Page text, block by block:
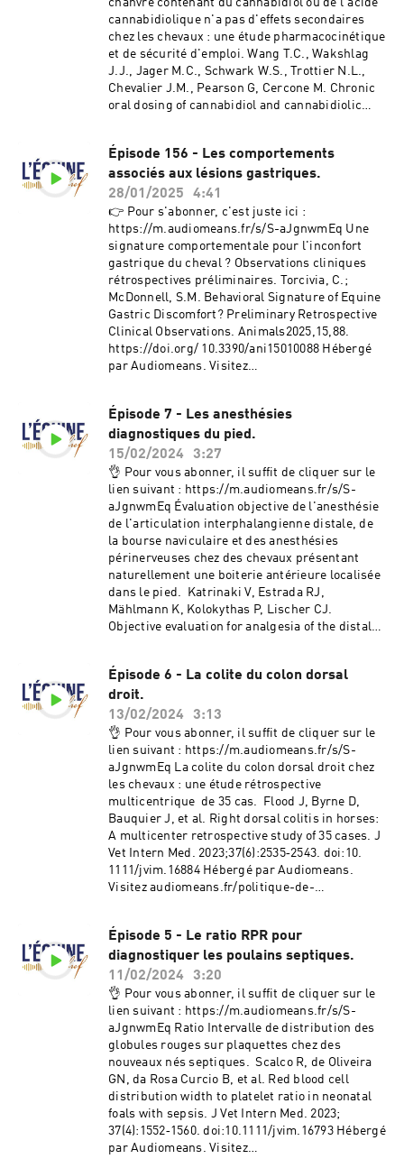
chanvre contenant du cannabidiol ou de l'acide
cannabidiolique n'a pas d'effets secondaires
chez les chevaux : une étude pharmacocinétique
et de sécurité d'emploi. Wang T.C., Wakshlag
J.J., Jager M.C., Schwark W.S., Trottier N.L.,
Chevalier J.M., Pearson G, Cercone M. Chronic
oral dosing of cannabidiol and cannabidiolic
and safety study. AJVR Published online
January 9, 2025 doi.org/10.2460/ajvr.24.08.0235
Hébergé par Audiomeans. Visitez
audiomeans.fr/politique-de-confidentialite
pour plus d'informations.
Épisode 156 - Les comportements
associés aux lésions gastriques.
28/01/2025
4:41
👉 Pour s'abonner, c'est juste ici :
https://m.audiomeans.fr/s/S-aJgnwmEq Une
signature comportementale pour l'inconfort
gastrique du cheval ? Observations cliniques
rétrospectives préliminaires. Torcivia, C.;
McDonnell, S.M. Behavioral Signature of Equine
Gastric Discomfort? Preliminary Retrospective
Clinical Observations. Animals2025,15,88.
https://doi.org/ 10.3390/ani15010088 Hébergé
par Audiomeans. Visitez
Épisode 7 - Les anesthésies
diagnostiques du pied.
15/02/2024
3:27
👌 Pour vous abonner, il suffit de cliquer sur le
lien suivant : https://m.audiomeans.fr/s/S-
aJgnwmEq Évaluation objective de l'anesthésie
de l'articulation interphalangienne distale, de
la bourse naviculaire et des anesthésies
périnerveuses chez des chevaux présentant
naturellement une boiterie antérieure localisée
dans le pied. Katrinaki V, Estrada RJ,
Mählmann K, Kolokythas P, Lischer CJ.
Objective evaluation for analgesia of the distal
occurring forelimb lameness localised to the
foot. Equine Vet J. 2023;55(2): 253–60.
https://doi.org/10.1111/evj.13583 Hébergé par
Audiomeans. Visitez audiomeans.fr/politique-
de-confidentialite pour plus d'informations.
Épisode 6 - La colite du colon dorsal
droit.
13/02/2024
3:13
👌 Pour vous abonner, il suffit de cliquer sur le
lien suivant : https://m.audiomeans.fr/s/S-
aJgnwmEq La colite du colon dorsal droit chez
les chevaux : une étude rétrospective
multicentrique de 35 cas. Flood J, Byrne D,
Bauquier J, et al. Right dorsal colitis in horses:
A multicenter retrospective study of 35 cases. J
Vet Intern Med. 2023;37(6):2535‐2543. doi:10.
1111/jvim.16884 Hébergé par Audiomeans.
Visitez audiomeans.fr/politique-de-
Épisode 5 - Le ratio RPR pour
diagnostiquer les poulains septiques.
11/02/2024
3:20
👌 Pour vous abonner, il suffit de cliquer sur le
lien suivant : https://m.audiomeans.fr/s/S-
aJgnwmEq Ratio Intervalle de distribution des
globules rouges sur plaquettes chez des
nouveaux nés septiques. Scalco R, de Oliveira
GN, da Rosa Curcio B, et al. Red blood cell
distribution width to platelet ratio in neonatal
foals with sepsis. J Vet Intern Med. 2023;
37(4):1552‐1560. doi:10.1111/jvim.16793 Hébergé
par Audiomeans. Visitez